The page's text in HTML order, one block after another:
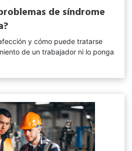
de síndrome
y cómo puede tratarse
de un trabajador ni lo ponga